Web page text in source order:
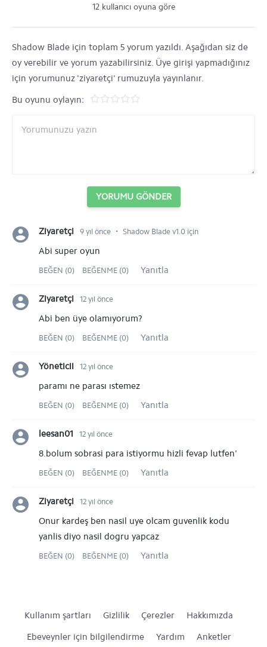
12 kullanıcı oyuna göre
Shadow Blade için toplam 5 yorum yazıldı. Aşağıdan siz de
oy verebilir ve yorum yazabilirsiniz. Üye girişi yapmadığınız
için yorumunuz 'ziyaretçi' rumuzuyla yayınlanır.
Bu oyunu oylayın:
YORUMU GÖNDER
Ziyaretçi 9 yıl önce ⋅ Shadow Blade v1.0 için
Abi super oyun
BEĞEN (0) BEĞENME (0) Yanıtla
Ziyaretçi 12 yıl önce
Abi ben üye olamıyorum?
BEĞEN (0) BEĞENME (0) Yanıtla
Yöneticii 12 yıl önce
paramı ne parası ıstemez
BEĞEN (0) BEĞENME (0) Yanıtla
leesan01 12 yıl önce
8.bolum sobrasi para istiyormu hizli fevap lutfen'
BEĞEN (0) BEĞENME (0) Yanıtla
Ziyaretçi 12 yıl önce
Onur kardeş ben nasil uye olcam guvenlik kodu
yanlis diyo nasil dogru yapcaz
BEĞEN (0) BEĞENME (0) Yanıtla
Kullanım şartları Gizlilik Çerezler
Hakkımızda
Ebeveynler için bilgilendirme
Yardım Anketler